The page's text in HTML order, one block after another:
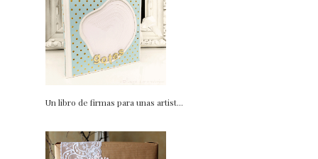
Un libro de firmas para unas artist...